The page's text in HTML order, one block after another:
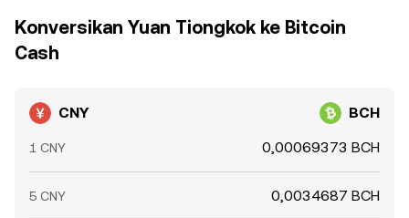
Konversikan Yuan Tiongkok ke Bitcoin
Cash
CNY BCH
1 CNY 0,00069373 BCH
5 CNY 0,0034687 BCH